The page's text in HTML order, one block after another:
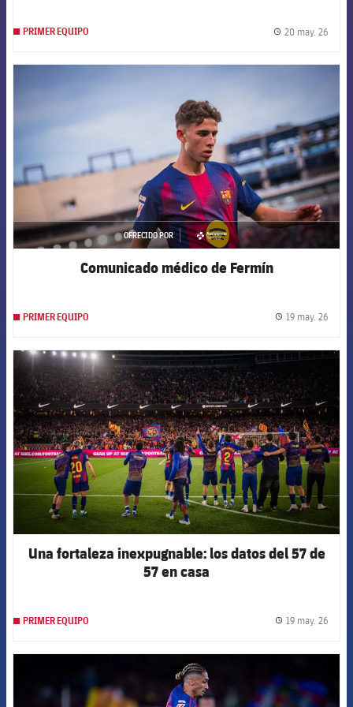
PRIMER EQUIPO 20 may. 26
OFRECIDO POR
asistencia
Comunicado médico de Fermín
PRIMER EQUIPO 19 may. 26
FCB Barcelona badge
Una fortaleza inexpugnable: los datos del 57 de
57 en casa
PRIMER EQUIPO 19 may. 26
FCB Barcelona badge